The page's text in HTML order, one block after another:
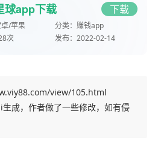
球app下载 下载
/苹果 分类： 赚钱app
次 发布： 2022-02-14
view/105.html
成，作者做了一些修改，如有侵